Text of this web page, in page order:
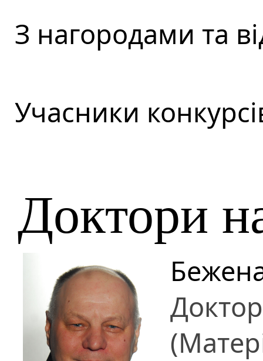
З нагородами та
Учасники
Доктори
Доктор